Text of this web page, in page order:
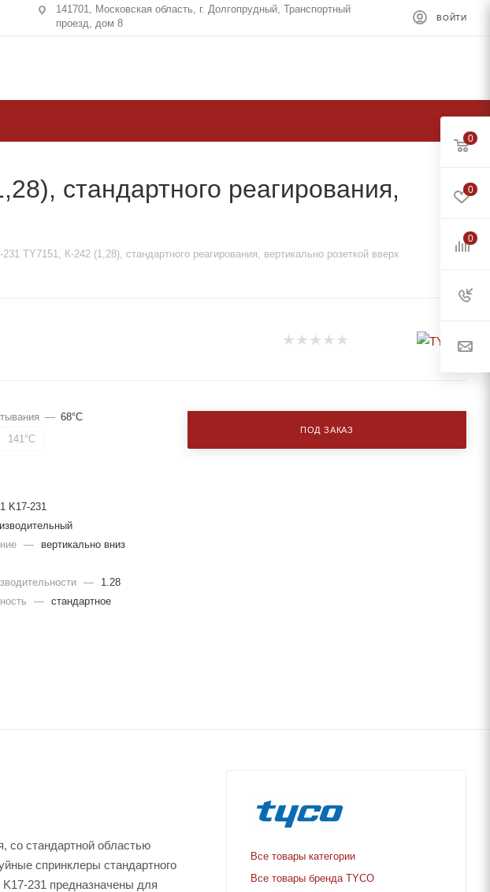
141701, Московская область, г. Долгопрудный, Транспортный
проезд, дом 8
ВОЙТИ
стандартного реагирования,
TY7151, К-242 (1,28), стандартного реагирования, вертикально розеткой вверх
— 68°С
141°С
K17-231
—
вертикально вниз
—
1.28
—
стандартное
ПОД ЗАКАЗ
со стандартной областью
спринклеры стандартного
231 предназначены для
Все товары категории
Все товары бренда TYCO
0
0
0